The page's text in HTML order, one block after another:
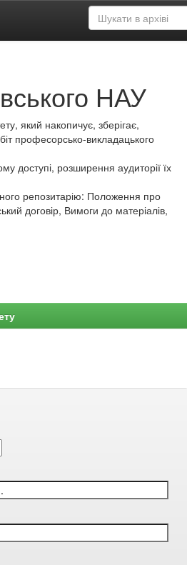
НАУ
який накопичує, зберігає,
професорсько-викладацького
доступі, розширення аудиторії їх
репозитарію: Положення про
договір, Вимоги до матеріалів,